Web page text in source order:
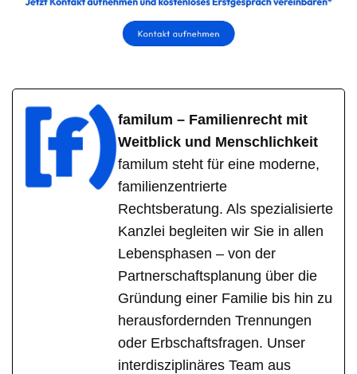
familum – Familienrecht mit
Weitblick und Menschlichkeit
familum steht für eine moderne,
familienzentrierte
Rechtsberatung. Als spezialisierte
Kanzlei begleiten wir Sie in allen
Lebensphasen – von der
Partnerschaftsplanung über die
Gründung einer Familie bis hin zu
herausfordernden Trennungen
oder Erbschaftsfragen. Unser
interdisziplinäres Team aus